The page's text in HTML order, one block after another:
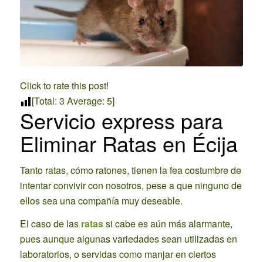
Click to rate this post!
[Total: 3 Average: 5]
Servicio express para
Eliminar Ratas en Écija
Tanto ratas, cómo ratones, tienen la fea costumbre de
intentar convivir con nosotros, pese a que ninguno de
ellos sea una compañía muy deseable.
El caso de las ratassi cabe es aún más alarmante,
pues aunque algunas variedades sean utilizadas en
laboratorios, o servidas como manjar en ciertos